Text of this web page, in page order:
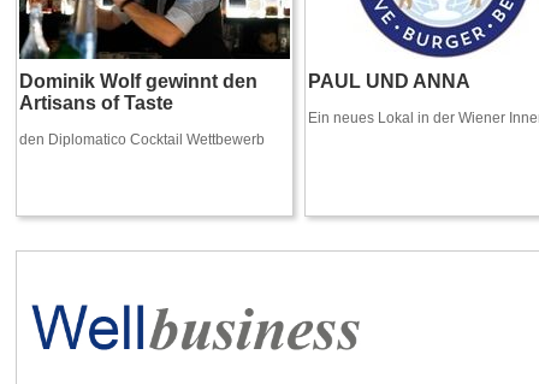
Dominik Wolf gewinnt den
Artisans of Taste
den Diplomatico Cocktail Wettbewerb
PAUL UND ANNA
Ein neues Lokal in der Wiener